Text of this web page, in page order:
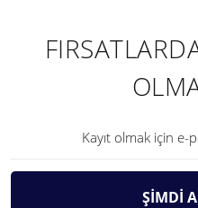
ŞİMDİ